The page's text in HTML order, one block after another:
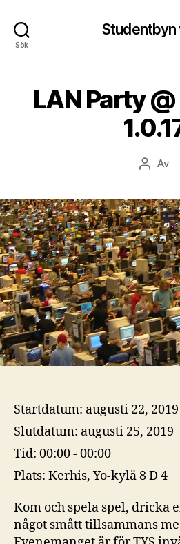
Sök
Studentbyn
LAN Party
Av
Startdatum: augusti 22, 2019
Slutdatum: augusti 25, 2019
Tid: 00:00 - 00:00
Plats: Kerhis, Yo-kylä 8 D 4
Kom och spela spel, dricka
något smått tillsammans